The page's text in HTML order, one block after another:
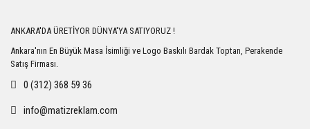
ANKARA'DA ÜRETİYOR DÜNYA'YA SATIYORUZ !
Ankara'nın En Büyük Masa İsimliği ve Logo Baskılı Bardak Toptan, Perakende
Satış Firması.
0 (312) 368 59 36
info@matizreklam.com